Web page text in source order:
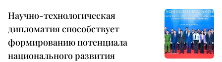
Научно-технологическая
дипломатия способствует
формированию потенциала
национального развития